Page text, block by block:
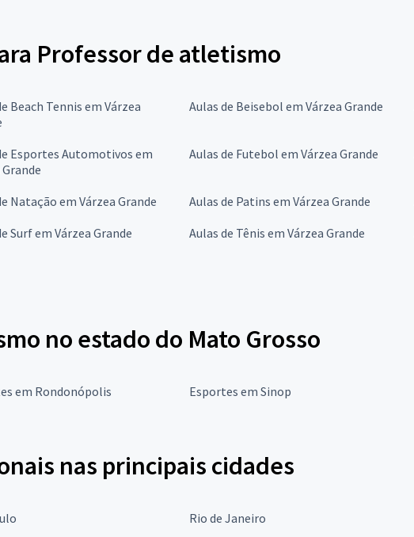
Professor de atletismo
Beach Tennis em Várzea
Aulas de Beisebol em Várzea Grande
Esportes Automotivos em
Aulas de Futebol em Várzea Grande
Natação em Várzea Grande Aulas de Patins em Várzea Grande
Surf em Várzea Grande Aulas de Tênis em Várzea Grande
no estado do Mato Grosso
em Rondonópolis Esportes em Sinop
nas principais cidades
Rio de Janeiro